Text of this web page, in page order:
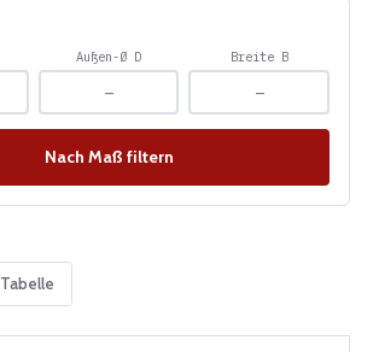
Außen-Ø D Breite B
Nach Maß filtern
Tabelle